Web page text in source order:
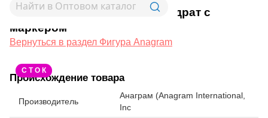
1207-2999А ФИГУРА/P50 Квадрат с
маркером
Вернуться в раздел Фигура Anagram
С Т О К
Происхождение товара
Производитель
Анаграм (Anagram International,
Inc